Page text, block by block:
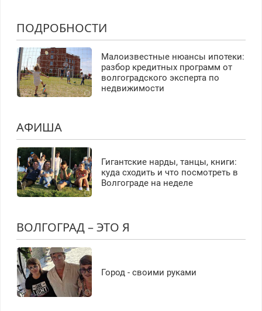
ПОДРОБНОСТИ
Малоизвестные нюансы ипотеки:
разбор кредитных программ от
волгоградского эксперта по
недвижимости
АФИША
Гигантские нарды, танцы, книги:
куда сходить и что посмотреть в
Волгограде на неделе
ВОЛГОГРАД – ЭТО Я
Город - своими руками